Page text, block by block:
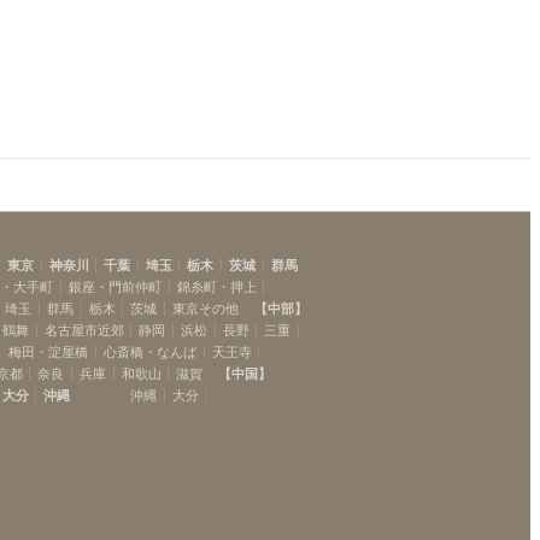
東京 神奈川 千葉 埼玉 栃木 茨城
群馬
大手町 銀座・門前仲町
錦糸町・押上
埼玉 群馬 栃木 茨城 東京その他 【中部】
鶴舞 名古屋市近郊 静岡 浜松 長野
三重
梅田・淀屋橋 心斎橋・なんば
天王寺
都 奈良 兵庫 和歌山 滋賀 【中国 】
大分 沖縄 沖縄
大分